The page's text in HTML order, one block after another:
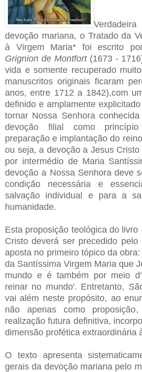
devoção mariana, o Tratado da
à Virgem Maria* foi escrito
Grignion de Montfort(1673 -
vida e somente recuperado
manuscritos originais ficaram
anos, entre 1712 a 1842),com
definido e amplamente
tornar Nossa Senhora
devoção filial como
preparação e implantação do
ou seja, a devoção a Jesus
por intermédio de Maria
devoção a Nossa Senhora deve
condição necessária e
salvação individual e para a
humanidade.
Esta proposição teológica do
Cristo deverá ser precedido
aposta no primeiro tópico da
da Santíssima Virgem Maria que
mundo e é também por meio
reinar no mundo'. Entretanto,
vai além neste propósito, ao
não apenas como
realização futura definitiva,
dimensão profética extraordinária
O texto apresenta
gerais da devoção mariana pelo